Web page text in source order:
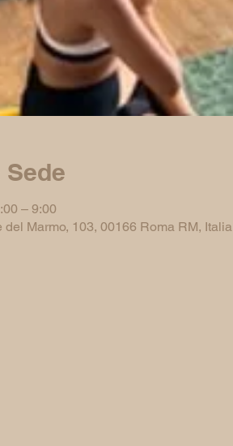
– 9:00
del Marmo, 103, 00166 Roma RM, Italia